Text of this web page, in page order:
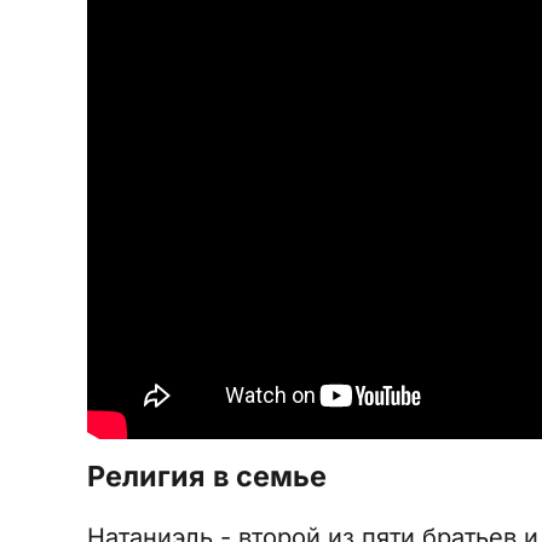
Религия в семье